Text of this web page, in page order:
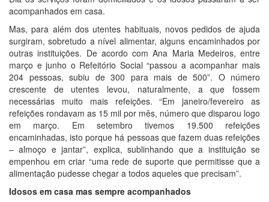
acompanhados em casa.
Mas, para além dos utentes habituais, novos pedidos de ajuda
surgiram, sobretudo a nível alimentar, alguns encaminhados por
outras instituições. De acordo com Ana Maria Medeiros, entre
março e junho o Refeitório Social “passou a acompanhar mais
204 pessoas, subiu de 300 para mais de 500”. O número
crescente de utentes levou, naturalmente, a que fossem
necessárias muito mais refeições. “Em janeiro/fevereiro as
refeições rondavam as 15 mil por mês, número que disparou logo
em março. Em setembro tivemos 19.500 refeições
encaminhadas, isto porque há pessoas que fazem duas refeições
– almoço e jantar”, explica, sublinhando que a instituição se
empenhou em criar “uma rede de suporte que permitisse que a
alimentação pudesse chegar a todos aqueles que precisam”.
Idosos em casa mas sempre acompanhados